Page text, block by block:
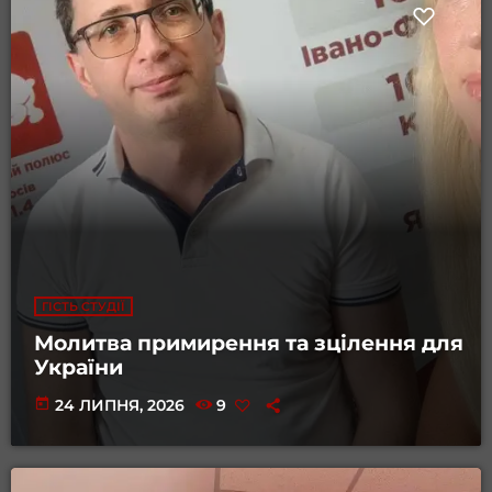
ГІСТЬ СТУДІЇ
Молитва примирення та зцілення для
України
today 24 ЛИПНЯ, 2026 9